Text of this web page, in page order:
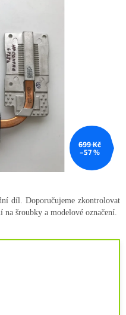
699 Kč
–57 %
díl. Doporučujeme zkontrolovat
šroubky a modelové označení.